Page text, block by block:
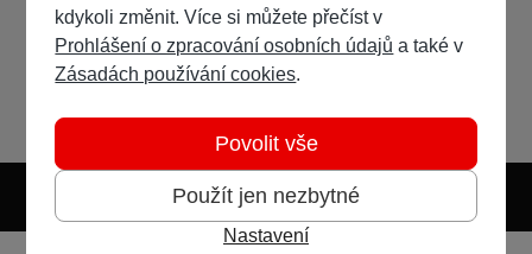
Světlý režim Předvolba systému
kdykoli změnit. Více si můžete přečíst v
Prohlášení o zpracování osobních údajů a také v
Zásadách používání cookies.
Použít jen nezbytné
Povolit vše
Nastavení